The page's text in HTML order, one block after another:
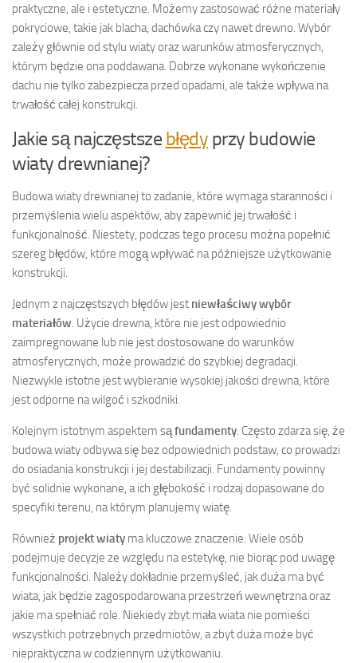
praktyczne, ale i estetyczne. Możemy zastosować różne materiały
pokryciowe, takie jak blacha, dachówka czy nawet drewno. Wybór
zależy głównie od stylu wiaty oraz warunków atmosferycznych,
którym będzie ona poddawana. Dobrze wykonane wykończenie
dachu nie tylko zabezpiecza przed opadami, ale także wpływa na
trwałość całej konstrukcji.
Jakie są najczęstsze błędy przy budowie
wiaty drewnianej?
Budowa wiaty drewnianej to zadanie, które wymaga staranności i
przemyślenia wielu aspektów, aby zapewnić jej trwałość i
funkcjonalność. Niestety, podczas tego procesu można popełnić
szereg błędów, które mogą wpływać na późniejsze użytkowanie
konstrukcji.
Jednym z najczęstszych błędów jest niewłaściwy wybór
materiałów. Użycie drewna, które nie jest odpowiednio
zaimpregnowane lub nie jest dostosowane do warunków
atmosferycznych, może prowadzić do szybkiej degradacji.
Niezwykle istotne jest wybieranie wysokiej jakości drewna, które
jest odporne na wilgoć i szkodniki.
Kolejnym istotnym aspektem sąfundamenty. Często zdarza się, że
budowa wiaty odbywa się bez odpowiednich podstaw, co prowadzi
do osiadania konstrukcji i jej destabilizacji. Fundamenty powinny
być solidnie wykonane, a ich głębokość i rodzaj dopasowane do
specyfiki terenu, na którym planujemy wiatę.
Również projekt wiaty ma kluczowe znaczenie. Wiele osób
podejmuje decyzje ze względu na estetykę, nie biorąc pod uwagę
funkcjonalności. Należy dokładnie przemyśleć, jak duża ma być
wiata, jak będzie zagospodarowana przestrzeń wewnętrzna oraz
jakie ma spełniać role. Niekiedy zbyt mała wiata nie pomieści
wszystkich potrzebnych przedmiotów, a zbyt duża może być
niepraktyczna w codziennym użytkowaniu.